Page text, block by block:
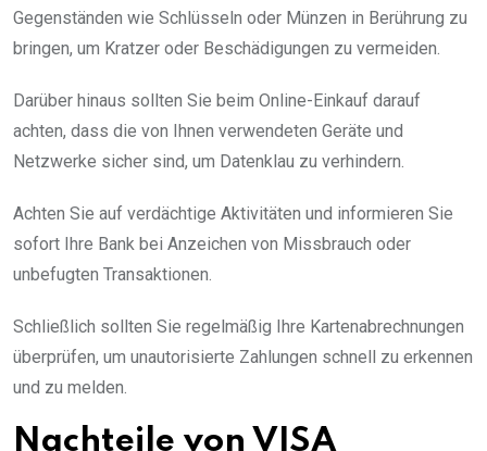
Gegenständen wie Schlüsseln oder Münzen in Berührung zu
bringen, um Kratzer oder Beschädigungen zu vermeiden.
Darüber hinaus sollten Sie beim Online-Einkauf darauf
achten, dass die von Ihnen verwendeten Geräte und
Netzwerke sicher sind, um Datenklau zu verhindern.
Achten Sie auf verdächtige Aktivitäten und informieren Sie
sofort Ihre Bank bei Anzeichen von Missbrauch oder
unbefugten Transaktionen.
Schließlich sollten Sie regelmäßig Ihre Kartenabrechnungen
überprüfen, um unautorisierte Zahlungen schnell zu erkennen
und zu melden.
Nachteile von VISA